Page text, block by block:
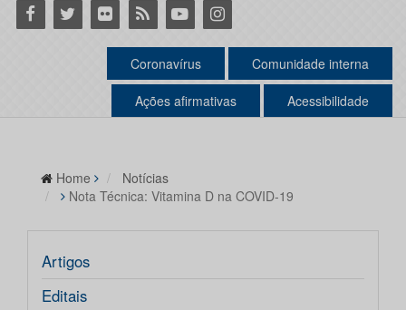
Facebook
Twitter Flickr RSS YoutubeInstagram
Coronavírus Comunidade interna
Ações afirmativas Acessibilidade
Home
Notícias
Nota Técnica: Vitamina D na COVID-19
Artigos
Editais